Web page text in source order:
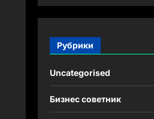
Рубрики
Uncategorised
Бизнес советник